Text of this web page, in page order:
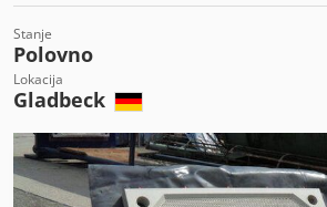
Stanje
Polovno
Lokacija
Gladbeck